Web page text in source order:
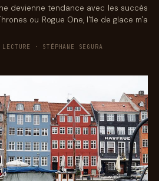
devienne tendance avec les succès
ou Rogue One, l'île de glace m'a
· STÉPHANE SEGURA